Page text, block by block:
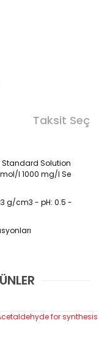
Taksit
Standard Solution
mol/l 1000 mg/l Se
g/cm3 - pH: 0.5 -